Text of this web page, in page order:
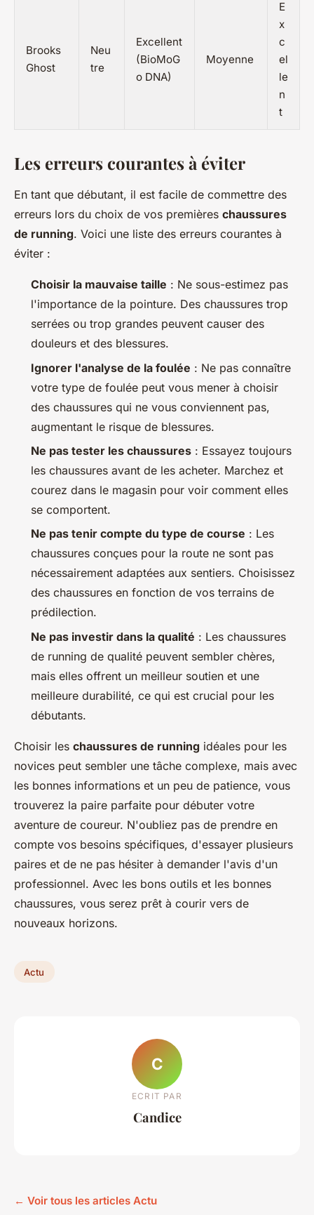
Brooks
Ghost
Neu
tre
Excellent
(BioMoG
o DNA)
Moyenne
E
x
c
el
le
n
t
Les erreurs courantes à éviter
En tant que débutant, il est facile de commettre des
erreurs lors du choix de vos premières chaussures
de running. Voici une liste des erreurs courantes à
éviter :
Choisir la mauvaise taille : Ne sous-estimez pas
l'importance de la pointure. Des chaussures trop
serrées ou trop grandes peuvent causer des
douleurs et des blessures.
Ignorer l'analyse de la foulée : Ne pas connaître
votre type de foulée peut vous mener à choisir
des chaussures qui ne vous conviennent pas,
augmentant le risque de blessures.
Ne pas tester les chaussures : Essayez toujours
les chaussures avant de les acheter. Marchez et
courez dans le magasin pour voir comment elles
se comportent.
Ne pas tenir compte du type de course : Les
chaussures conçues pour la route ne sont pas
nécessairement adaptées aux sentiers. Choisissez
des chaussures en fonction de vos terrains de
prédilection.
Ne pas investir dans la qualité : Les chaussures
de running de qualité peuvent sembler chères,
mais elles offrent un meilleur soutien et une
meilleure durabilité, ce qui est crucial pour les
débutants.
Choisir les chaussures de running idéales pour les
novices peut sembler une tâche complexe, mais avec
les bonnes informations et un peu de patience, vous
trouverez la paire parfaite pour débuter votre
aventure de coureur. N'oubliez pas de prendre en
compte vos besoins spécifiques, d'essayer plusieurs
paires et de ne pas hésiter à demander l'avis d'un
professionnel. Avec les bons outils et les bonnes
chaussures, vous serez prêt à courir vers de
nouveaux horizons.
Actu
C
ECRIT PAR
Candice
← Voir tous les articles Actu